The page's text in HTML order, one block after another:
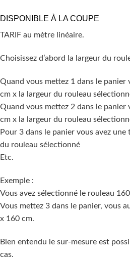
DISPONIBLE À LA COUPE
TARIF au mètre linéaire.
Choisissez d’abord la largeur du
Quand vous mettez 1 dans le panier
cm x la largeur du rouleau
Quand vous mettez 2 dans le panier
cm x la largeur du rouleau
Pour 3 dans le panier vous avez
du rouleau sélectionné
Etc.
Exemple :
Vous avez sélectionné le rouleau
Vous mettez 3 dans le panier, vous
x 160 cm.
Bien entendu le sur-mesure est
cas.